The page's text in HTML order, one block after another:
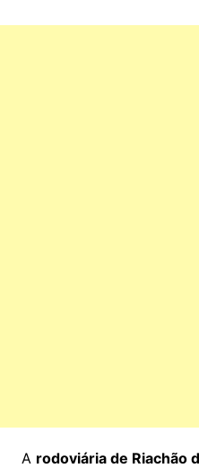
A rodoviária de Riachão